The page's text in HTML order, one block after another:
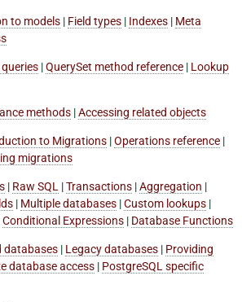
to models | Field types | Indexes | Meta
|QuerySet method reference | Lookup
methods |Accessing related objects
to Migrations |Operations reference |
migrations
| Raw SQL |Transactions |Aggregation |
| Multiple databases |Custom lookups |
Conditional Expressions | Database Functions
databases | Legacy databases | Providing
database access | PostgreSQL specific